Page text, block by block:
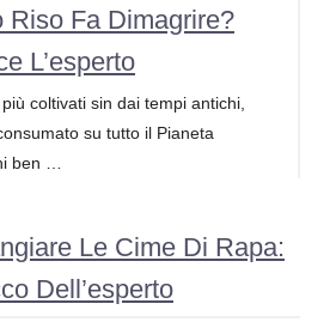
Riso Fa Dimagrire?
L’esperto
coltivati sin dai tempi antichi,
su tutto il Pianeta
ben …
Le Cime Di Rapa:
Dell’esperto